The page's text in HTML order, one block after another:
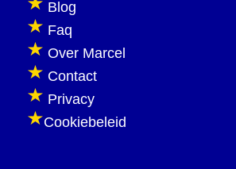
Blog
Faq
Over Marcel
Contact
Privacy
Cookiebeleid